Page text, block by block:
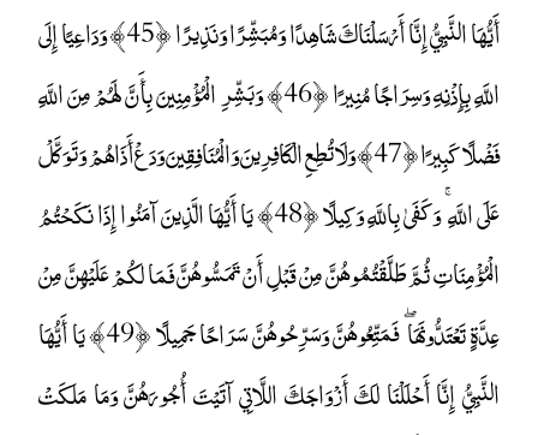
أَيُّهَا النَّبِيُّ إِنَّا أَرْسَلْنَاكَ شَاهِدًا وَمُبَشِّرًا وَنَذِيرًا ﴿45﴾ وَدَاعِيًا إِلَى
اللَّهِ بِإِذْنِهِ وَسِرَاجًا مُنِيرًا ﴿46﴾ وَبَشِّرِ الْمُؤْمِنِينَ بِأَنَّ لَهُمْ مِنَ اللَّهِ
فَضْلًا كَبِيرًا ﴿47﴾ وَلَا تُطِعِ الْكَافِرِينَ وَالْمُنَافِقِينَ وَدَعْ أَذَاهُمْ وَتَوَكَّلْ
عَلَى اللَّهِ ۚ وَكَفَىٰ بِاللَّهِ وَكِيلًا ﴿48﴾ يَا أَيُّهَا الَّذِينَ آمَنُوا إِذَا نَكَحْتُمُ
الْمُؤْمِنَاتِ ثُمَّ طَلَّقْتُمُوهُنَّ مِنْ قَبْلِ أَنْ تَمَسُّوهُنَّ فَمَا لَكُمْ عَلَيْهِنَّ مِنْ
عِدَّةٍ تَعْتَدُّونَهَا ۖ فَمَتِّعُوهُنَّ وَسَرِّحُوهُنَّ سَرَاحًا جَمِيلًا ﴿49﴾ يَا أَيُّهَا
النَّبِيُّ إِنَّا أَحْلَلْنَا لَكَ أَزْوَاجَكَ اللَّاتِي آتَيْتَ أُجُورَهُنَّ وَمَا مَلَكَتْ